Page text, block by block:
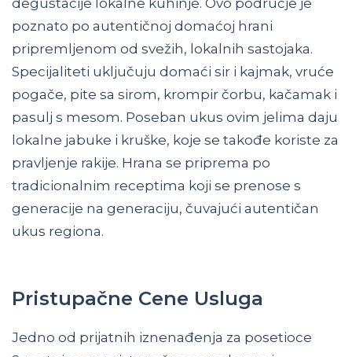
degustacije lokalne kuhinje. Ovo područje je
poznato po autentičnoj domaćoj hrani
pripremljenom od svežih, lokalnih sastojaka.
Specijaliteti uključuju domaći sir i kajmak, vruće
pogače, pite sa sirom, krompir čorbu, kačamak i
pasulj s mesom. Poseban ukus ovim jelima daju
lokalne jabuke i kruške, koje se takođe koriste za
pravljenje rakije. Hrana se priprema po
tradicionalnim receptima koji se prenose s
generacije na generaciju, čuvajući autentičan
ukus regiona.
Pristupačne Cene Usluga
Jedno od prijatnih iznenađenja za posetioce